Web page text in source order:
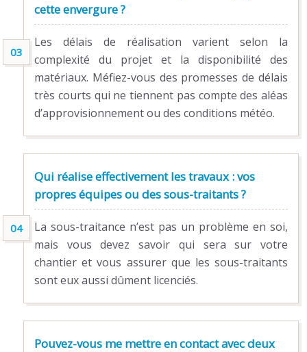
cette envergure ?
Les délais de réalisation varient selon la
complexité du projet et la disponibilité des
matériaux. Méfiez-vous des promesses de délais
très courts qui ne tiennent pas compte des aléas
d’approvisionnement ou des conditions météo.
Qui réalise effectivement les travaux : vos
propres équipes ou des sous-traitants ?
La sous-traitance n’est pas un problème en soi,
mais vous devez savoir qui sera sur votre
chantier et vous assurer que les sous-traitants
sont eux aussi dûment licenciés.
Pouvez-vous me mettre en contact avec deux